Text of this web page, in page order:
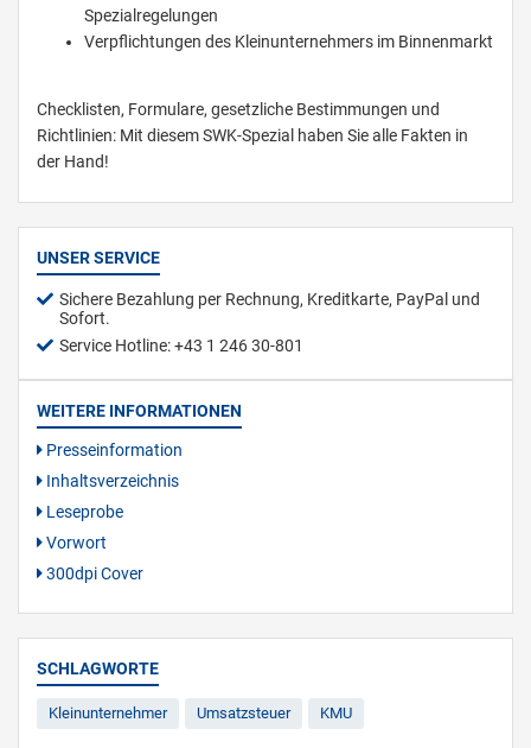
Spezialregelungen
Verpflichtungen des Kleinunternehmers im Binnenmarkt
Checklisten, Formulare, gesetzliche Bestimmungen und
Richtlinien: Mit diesem SWK-Spezial haben Sie alle Fakten in
der Hand!
UNSER SERVICE
Sichere Bezahlung per Rechnung, Kreditkarte, PayPal und
Sofort.
Service Hotline: +43 1 246 30-801
WEITERE INFORMATIONEN
Presseinformation
Inhaltsverzeichnis
Leseprobe
Vorwort
300dpi Cover
SCHLAGWORTE
Kleinunternehmer Umsatzsteuer KMU